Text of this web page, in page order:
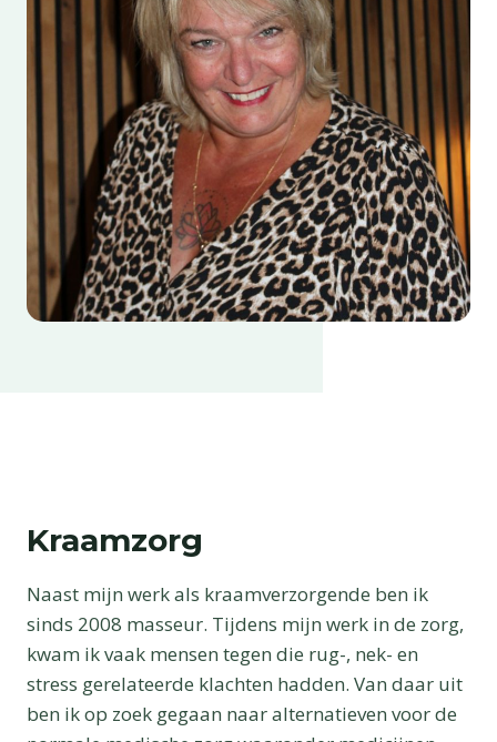
Kraamzorg
Naast mijn werk als kraamverzorgende ben ik
sinds 2008 masseur. Tijdens mijn werk in de zorg,
kwam ik vaak mensen tegen die rug-, nek- en
stress gerelateerde klachten hadden. Van daar uit
ben ik op zoek gegaan naar alternatieven voor de